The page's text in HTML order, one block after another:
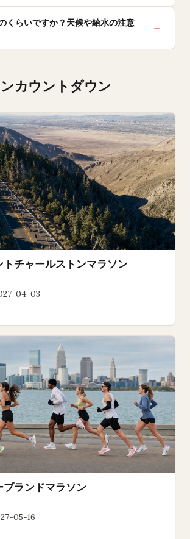
くらいですか？天候や給水の注意
カウントダウン
トチャールストンマラソン
04-03
ブランドマラソン
05-16